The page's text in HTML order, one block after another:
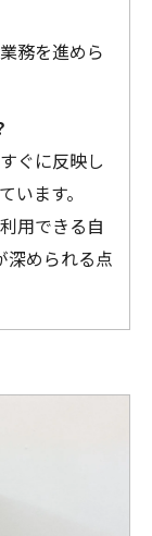
務を進めら
ぐに反映し
います。
用できる自
深められる点